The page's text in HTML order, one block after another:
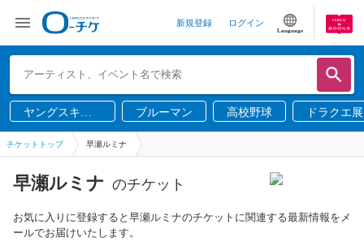
新規登録 ログイン
Language
ヤングスキニ
ー
ブルーマン 高校野球 ドラクエ展
チケットトップ 早瀬ルミナ
早瀬ルミナ のチケット
お気に入りに登録すると早瀬ルミナのチケットに関連する最新情報をメ
ールでお届けいたします。